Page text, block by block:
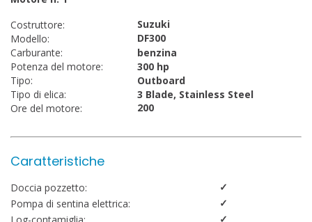
Costruttore:
Suzuki
Modello:
DF300
Carburante:
benzina
Potenza del motore:
300 hp
Tipo:
Outboard
Tipo di elica:
3 Blade, Stainless Steel
Ore del motore:
200
Caratteristiche
Doccia pozzetto:
✓
Pompa di sentina elettrica:
✓
✓